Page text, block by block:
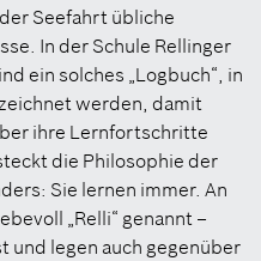
Seefahrt übliche
In der Schule Rellinger
ein solches „Logbuch“, in
werden, damit
ihre Lernfortschritte
die Philosophie der
Sie lernen immer. An
„Relli“ genannt –
und legen auch gegenüber